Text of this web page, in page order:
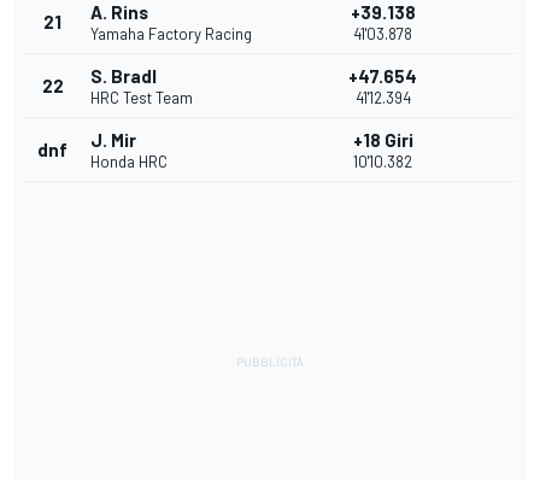
21 A. Rins
Yamaha Factory Racing
+39.138
41'03.878
22 S. Bradl
HRC Test Team
+47.654
41'12.394
dnf J. Mir
Honda HRC
+18 Giri
10'10.382